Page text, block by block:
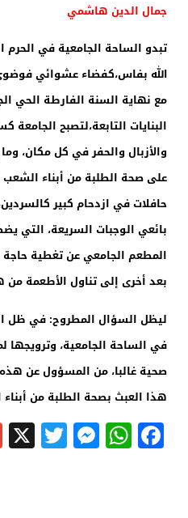
جمال الدين هاشمي
تبدو الساحة الجامعية في
الله بفاس،كفضاء عشوائي
مع نهاية السنة الفارطة الحي
البنايات التابعة،لتصبح
والأزبال والحفر في كل مكان،
على صحة الطلبة من أبناء
حافلات في ازدحام كبير
بائعي الوجبات السريعة، التي
المطعم الجامعي عن تغطية حاجة
بعد أخرى إلى تناول الأطعمة من
ليظل السؤال المطروح: في ظل
في الساحة الجامعية، وترويجها
صحية غالبا، من المسؤول عن
هذا العبث بصحة الطلبة من
Facebook